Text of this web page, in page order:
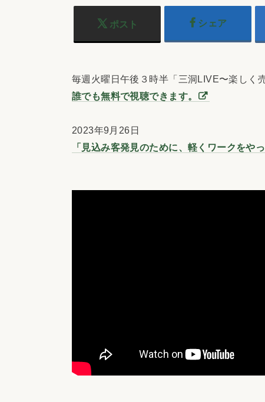
ポスト シェア
毎週火曜日午後３時半「三洞LIVE〜楽しく
誰でも無料で視聴できます。
2023年9月26日
「見込み客発見のために、軽くワークをや